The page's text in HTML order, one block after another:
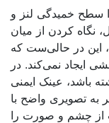
خمیدگی لنز و
کردن از میان
در حالی‌ست که
نمی‌کند. در
عینک ایمنی
تصویری واضح با
و صورت را